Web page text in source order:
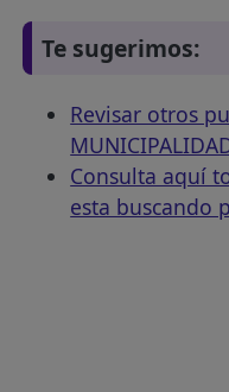
Te sugerimos:
Revisar otros
Consulta aquí
esta buscando